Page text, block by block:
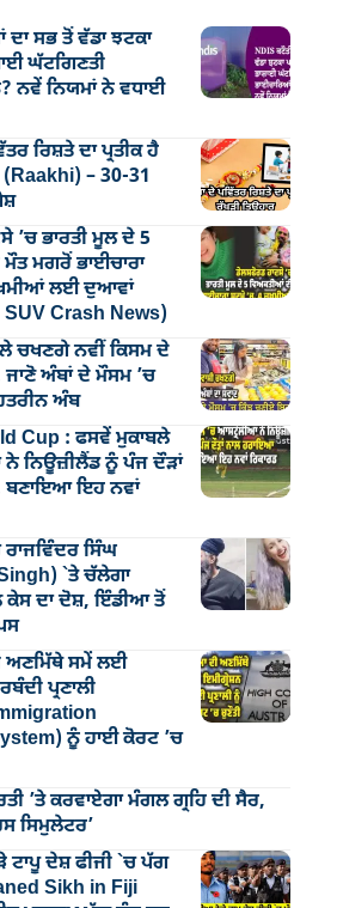
ਸਭ ਤੋਂ ਵੱਡਾ ਝਟਕਾ
ਘੱਟਗਿਣਤੀ
ਨਵੇਂ ਨਿਯਮਾਂ ਨੇ ਵਧਾਈ
ਰਿਸ਼ਤੇ ਦਾ ਪ੍ਰਤੀਕ ਹੈ
(Raakhi) – 30-31
’ਚ ਭਾਰਤੀ ਮੂਲ ਦੇ 5
ਮਗਰੋਂ ਭਾਈਚਾਰਾ
ਲਈ ਦੁਆਵਾਂ
Crash News)
ਚਖਣਗੇ ਨਵੀਂ ਕਿਸਮ ਦੇ
ਜਾਣੋ ਅੰਬਾਂ ਦੇ ਮੌਸਮ ’ਚ
ਅੰਬ
Cup : ਫਸਵੇਂ ਮੁਕਾਬਲੇ
ਨਿਊਜ਼ੀਲੈਂਡ ਨੂੰ ਪੰਜ ਦੌੜਾਂ
ਬਣਾਇਆ ਇਹ ਨਵਾਂ
ਸਿੰਘ
`ਤੇ ਚੱਲੇਗਾ
ਕੇਸ ਦਾ ਦੋਸ਼, ਇੰਡੀਆ ਤੋਂ
ਅਣਮਿੱਥੇ ਸਮੇਂ ਲਈ
ਪ੍ਰਣਾਲੀ
ਨੂੰ ਹਾਈ ਕੋਰਟ ’ਚ
’ਤੇ ਕਰਵਾਏਗਾ ਮੰਗਲ ਗ੍ਰਹਿ ਦੀ ਸੈਰ,
ਸਿਮੁਲੇਟਰ’
ਦੇਸ਼ ਫੀਜੀ `ਚ ਪੱਗ
Sikh in Fiji